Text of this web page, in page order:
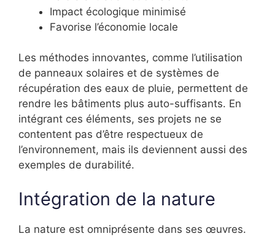
Impact écologique minimisé
Favorise l’économie locale
Les méthodes innovantes, comme l’utilisation
de panneaux solaires et de systèmes de
récupération des eaux de pluie, permettent de
rendre les bâtiments plus auto-suffisants. En
intégrant ces éléments, ses projets ne se
contentent pas d’être respectueux de
l’environnement, mais ils deviennent aussi des
exemples de durabilité.
Intégration de la nature
La nature est omniprésente dans ses œuvres.